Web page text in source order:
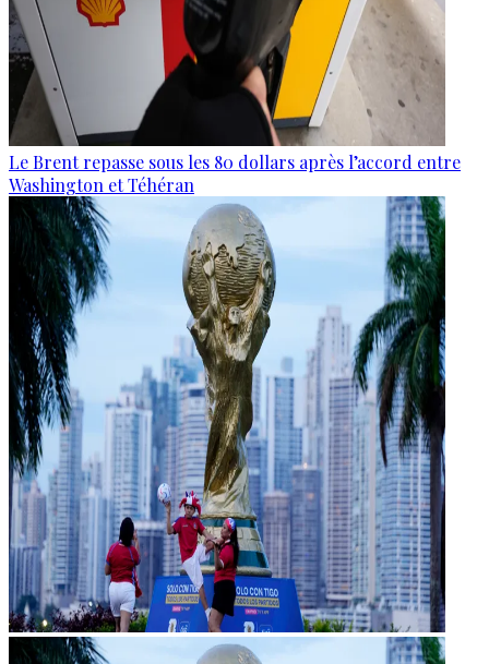
Le Brent repasse sous les 80 dollars après l’accord entre
Washington et Téhéran